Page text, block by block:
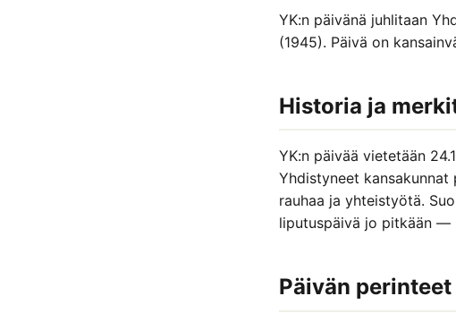
YK:n päivänä juhlitaan
(1945). Päivä on
Historia ja
YK:n päivää vietetään
Yhdistyneet kansakunnat
rauhaa ja yhteistyötä.
liputuspäivä jo pitkään —
Päivän perinteet